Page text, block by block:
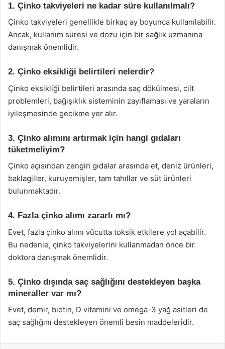
1. Çinko takviyeleri ne kadar süre kullanılmalı?
Çinko takviyeleri genellikle birkaç ay boyunca kullanılabilir.
Ancak, kullanım süresi ve dozu için bir sağlık uzmanına
danışmak önemlidir.
2. Çinko eksikliği belirtileri nelerdir?
Çinko eksikliği belirtileri arasında saç dökülmesi, cilt
problemleri, bağışıklık sisteminin zayıflaması ve yaraların
iyileşmesinde gecikme yer alır.
3. Çinko alımını artırmak için hangi gıdaları
tüketmeliyim?
Çinko açısından zengin gıdalar arasında et, deniz ürünleri,
baklagiller, kuruyemişler, tam tahıllar ve süt ürünleri
bulunmaktadır.
4. Fazla çinko alımı zararlı mı?
Evet, fazla çinko alımı vücutta toksik etkilere yol açabilir.
Bu nedenle, çinko takviyelerini kullanmadan önce bir
doktora danışmak önemlidir.
5. Çinko dışında saç sağlığını destekleyen başka
mineraller var mı?
Evet, demir, biotin, D vitamini ve omega-3 yağ asitleri de
saç sağlığını destekleyen önemli besin maddeleridir.